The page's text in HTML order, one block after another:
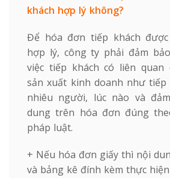
khách hợp lý không?
Để hóa đơn tiếp khách
hợp lý, công ty phải đảm
việc tiếp khách có liên
sản xuất kinh doanh như tiếp
nhiêu người, lúc nào và
dung trên hóa đơn đúng
pháp luật.
+ Nếu hóa đơn giấy thì nội
và bảng kê đính kèm thực